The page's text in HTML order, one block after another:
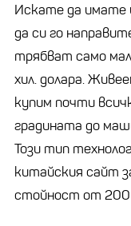
Искате да имате
да си го
трябват само
хил. долара.
купим почти
градината до
Този тип
китайския сайт
стойност от 200